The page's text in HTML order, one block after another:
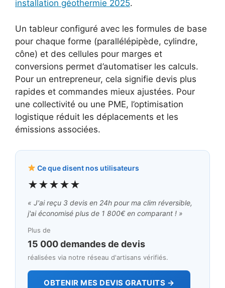
installation géothermie 2025.
Un tableur configuré avec les formules de base
pour chaque forme (parallélépipède, cylindre,
cône) et des cellules pour marges et
conversions permet d’automatiser les calculs.
Pour un entrepreneur, cela signifie devis plus
rapides et commandes mieux ajustées. Pour
une collectivité ou une PME, l’optimisation
logistique réduit les déplacements et les
émissions associées.
Ce que disent nos utilisateurs
★★★★★
« J'ai reçu 3 devis en 24h pour ma clim réversible,
j'ai économisé plus de 1 800€ en comparant ! »
Plus de
15 000 demandes de devis
réalisées via notre réseau d'artisans vérifiés.
OBTENIR MES DEVIS GRATUITS →